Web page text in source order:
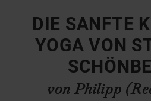
DIE SANFTE
YOGA VON
von Philipp